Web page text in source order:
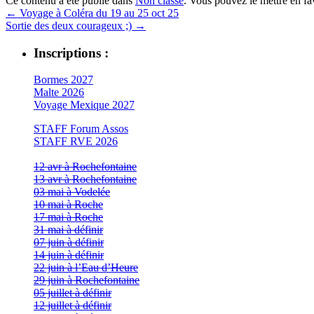
← Voyage à Coléra du 19 au 25 oct 25
Sortie des deux courageux ;) →
Inscriptions :
Bormes 2027
Malte 2026
Voyage Mexique 2027
STAFF Forum Assos
STAFF RVE 2026
12 avr à Rochefontaine
13 avr à Rochefontaine
03 mai à Vodelée
10 mai à Roche
17 mai à Roche
31 mai à définir
07 juin à définir
14 juin à définir
22 juin à l’Eau d’Heure
29 juin à Rochefontaine
05 juillet à définir
12 juillet à définir